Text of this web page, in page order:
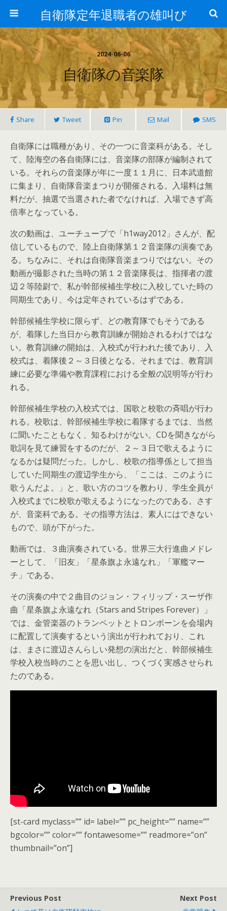
自衛隊定年退職者の雄叫び
2024-06-06
自衛隊の音楽隊
Share Tweet Pin Mail SMS
自衛隊には職種があり、その一つに音楽科がある。そし
て、陸海空の各自衛隊には、音楽隊の部隊が編制されて
いる。それらの音楽隊が年に一度１１月に、日本武道館
に集まり、自衛隊音楽まつりが開催される。入場料は無
料だが、抽選で当選された者でなければ、入場できず高
倍率となっている。
次の動画は、ユーチューブで「h1way2012」さんが、配
信しているもので、陸上自衛隊第１２音楽隊の演奏であ
る。ちなみに、それは自衛隊音楽まつりではない。その
動画が撮影された当時の第１２音楽隊長は、指揮者の渡
辺２等陸尉で、私が幹部候補生学校に入校していた時の
同期生であり、今は定年されているはずである。
幹部候補生学校に限らず、どの教育隊でもそうである
が、着隊した当日から教育訓練が開始されるわけではな
い。教育訓練の開始は、入校式が行われた後であり、入
校式は、着隊後２～３日後となる。それまでは、教育訓
練に必要な準備や教育課程における全般の説明等が行わ
れる。
幹部候補生学校の入校式では、国歌と校歌の斉唱が行わ
れる。校歌は、幹部候補生学校に着隊するまでは、当然
に聞いたこともなく、知るわけがない。CDを聞きながら
歌詞を見て練習をするのだが、２～３日で歌えるように
なるかは疑問だった。しかし、校歌の指導係として担当
していた同期生の渡辺学生から、「ここは、このように
歌うんだよ。」と、歌い方のコツを教わり、学生全員が
入校式までに校歌が歌えるようになったのである。さす
が、音楽科である。その指導方法は、素人にはできない
もので、頭が下がった。
動画では、３曲演奏されている。世界三大行進曲メドレ
ーとして、「旧友」「星条旗よ永遠なれ」「軍艦マー
チ」である。
その演奏の中で２曲目のジョン・フィリップ・スーザ作
曲「星条旗よ永遠なれ（Stars and Stripes Forever）」
では、金管楽器のトランペットとトロンボーンを会場内
に配置して演奏するという演出が行われており、これ
は、まさに渡辺さんらしい発想の演出だと、幹部候補生
学校入校当時のことを思い出し、つくづく実感させられ
たのである。
[st-card myclass=”” id= label=”” pc_height=”” name=””
bgcolor=”” color=”” fontawesome=”” readmore=”on”
thumbnail=”on”]
Previous Post
Next Post